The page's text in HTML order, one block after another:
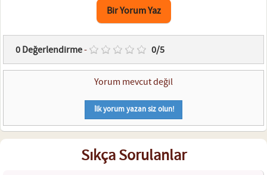
Bir Yorum Yaz
0Değerlendirme- 0/5
Yorum mevcut değil
İlk yorum yazan siz olun!
Sıkça Sorulanlar